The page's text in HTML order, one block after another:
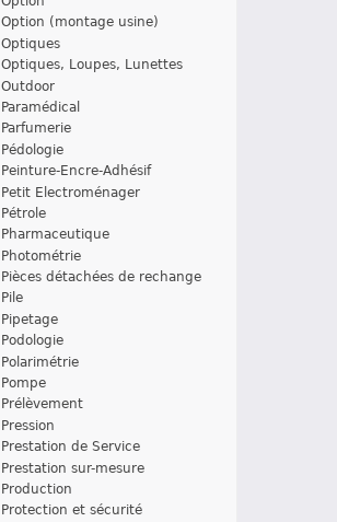
Option (montage usine)
Optiques
Optiques, Loupes, Lunettes
Outdoor
Paramédical
Parfumerie
Pédologie
Peinture-Encre-Adhésif
Petit Electroménager
Pétrole
Pharmaceutique
Photométrie
Pièces détachées de rechange
Pile
Pipetage
Podologie
Polarimétrie
Pompe
Prélèvement
Pression
Prestation de Service
Prestation sur-mesure
Production
Protection et sécurité